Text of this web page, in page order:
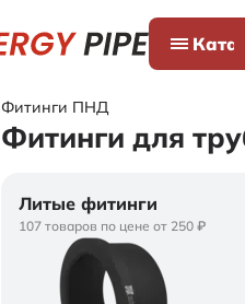
Фитинги ПНД
Фитинги для
Литые фитинги
107 товаров по цене от 250 ₽